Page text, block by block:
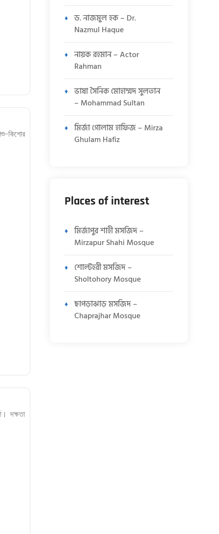
কিশোর
দক্ষতা
ড. নাজমুল হক – Dr.
Nazmul Haque
নায়ক রহমান – Actor
Rahman
ভাষা সৈনিক মোহাম্মদ সুলতান
– Mohammad Sultan
মির্জা গোলাম হাফিজ – Mirza
Ghulam Hafiz
Places of interest
মির্জাপুর শাহী মসজিদ –
Mirzapur Shahi Mosque
শোল্টহরী মসজিদ –
Sholtohory Mosque
ছাপড়াঝাড় মসজিদ –
Chaprajhar Mosque